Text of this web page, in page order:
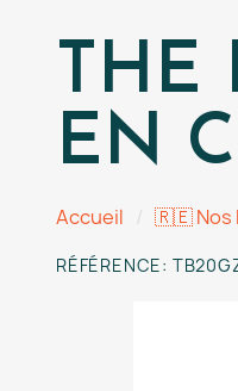
THE
EN
Accueil 🇷🇪 Nos
RÉFÉRENCE